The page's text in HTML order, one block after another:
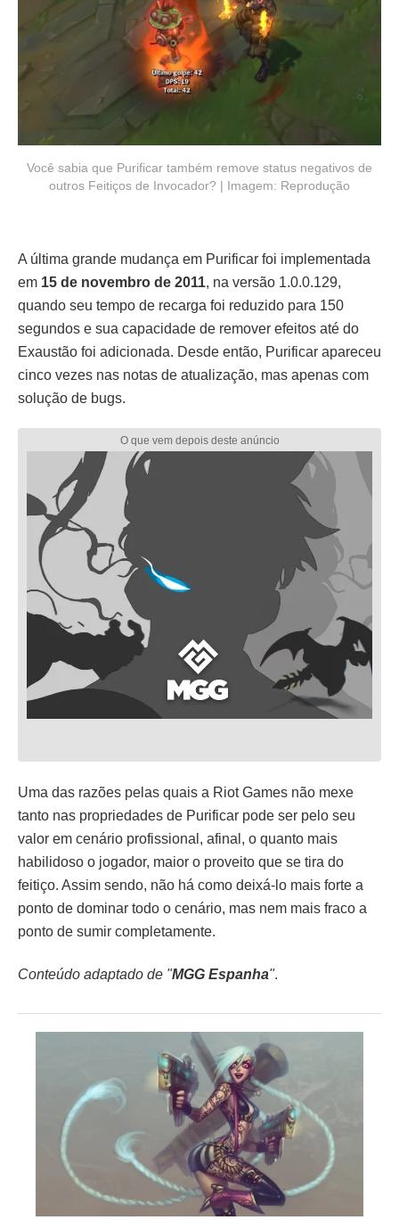
Você sabia que Purificar também remove status negativos de
outros Feitiços de Invocador? | Imagem: Reprodução
A última grande mudança em Purificar foi implementada
em 15 de novembro de 2011, na versão 1.0.0.129,
quando seu tempo de recarga foi reduzido para 150
segundos e sua capacidade de remover efeitos até do
Exaustão foi adicionada. Desde então, Purificar apareceu
cinco vezes nas notas de atualização, mas apenas com
solução de bugs.
Uma das razões pelas quais a Riot Games não mexe
tanto nas propriedades de Purificar pode ser pelo seu
valor em cenário profissional, afinal, o quanto mais
habilidoso o jogador, maior o proveito que se tira do
feitiço. Assim sendo, não há como deixá-lo mais forte a
ponto de dominar todo o cenário, mas nem mais fraco a
ponto de sumir completamente.
Conteúdo adaptado de "MGG Espanha".